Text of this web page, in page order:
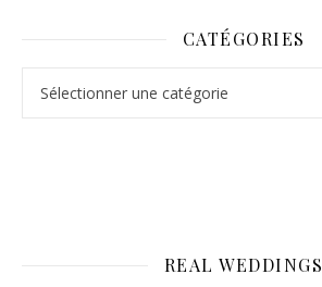
CATÉGORIES
REAL WEDDINGS